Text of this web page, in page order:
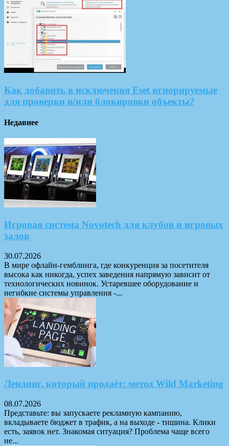
Как добавить в исключения Eset игнорируемые
для проверки и/или блокировки объекты?
Недавнее
Игровая система Novotech для клубов и игровых
залов
30.07.2026
В мире офлайн-гемблинга, где конкуренция за посетителя
высока как никогда, успех заведения напрямую зависит от
технологических новинок. Устаревшее оборудование и
негибкие системы управления -...
Лендинг, который продаёт: метод Wild Marketing
08.07.2026
Представьте: вы запускаете рекламную кампанию,
вкладываете бюджет в трафик, а на выходе - тишина. Клики
есть, заявок нет. Знакомая ситуация? Проблема чаще всего
не...